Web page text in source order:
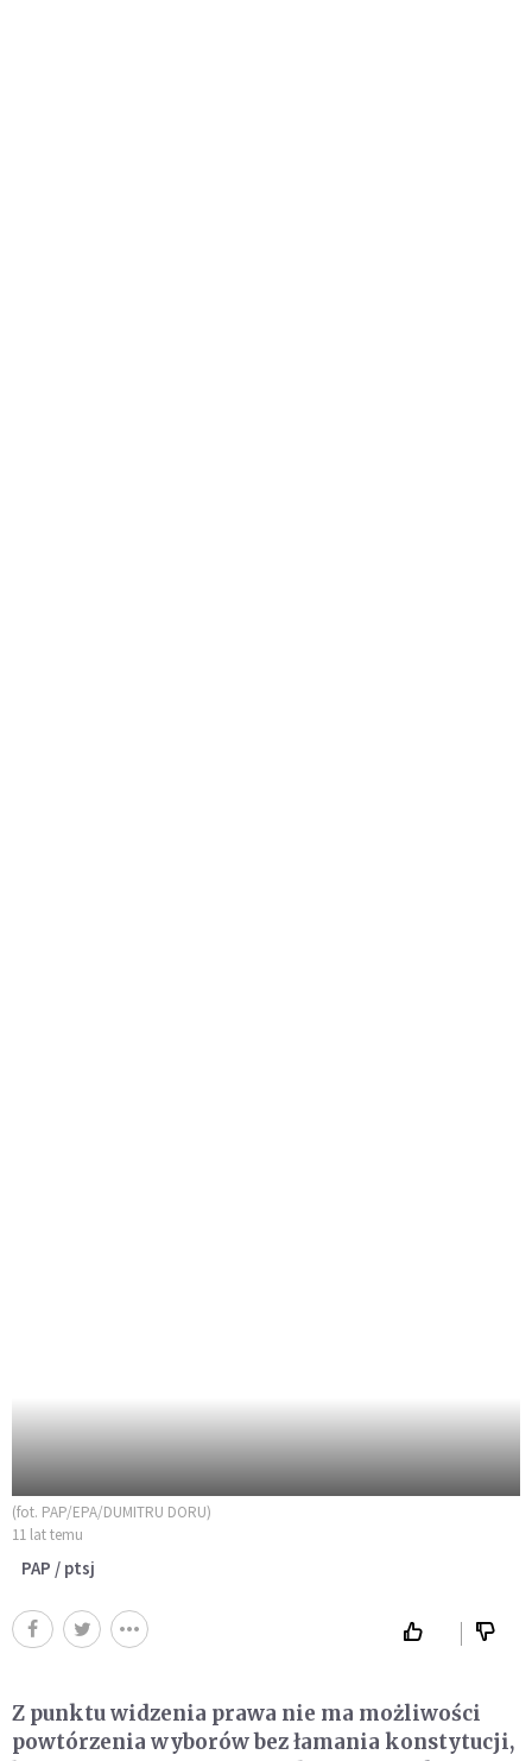
(fot. PAP/EPA/DUMITRU DORU)
11 lat temu
PAP / ptsj
Z punktu widzenia prawa nie ma możliwości
powtórzenia wyborów bez łamania konstytucji,